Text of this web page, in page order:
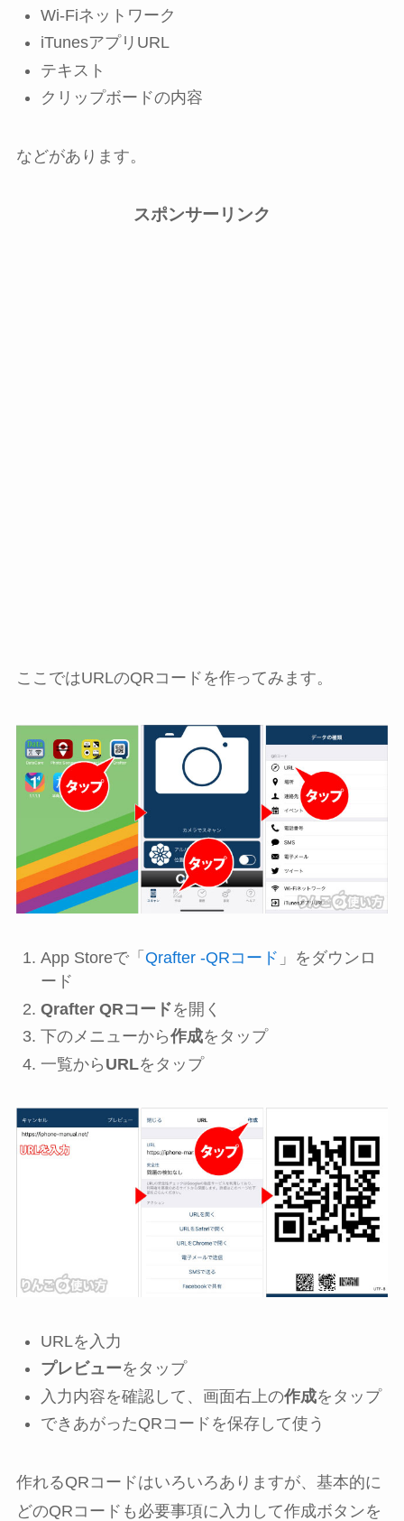
Wi-Fiネットワーク
iTunesアプリURL
テキスト
クリップボードの内容
などがあります。
スポンサーリンク
ここではURLのQRコードを作ってみます。
App Storeで「 Qrafter -QRコード 」をダウンロ
ード
Qrafter QRコードを開く
下のメニューから作成をタップ
一覧から URLをタップ
URLを入力
プレビューをタップ
入力内容を確認して、画面右上の作成をタップ
できあがったQRコードを保存して使う
作れるQRコードはいろいろありますが、基本的に
どのQRコードも必要事項に入力して作成ボタンを